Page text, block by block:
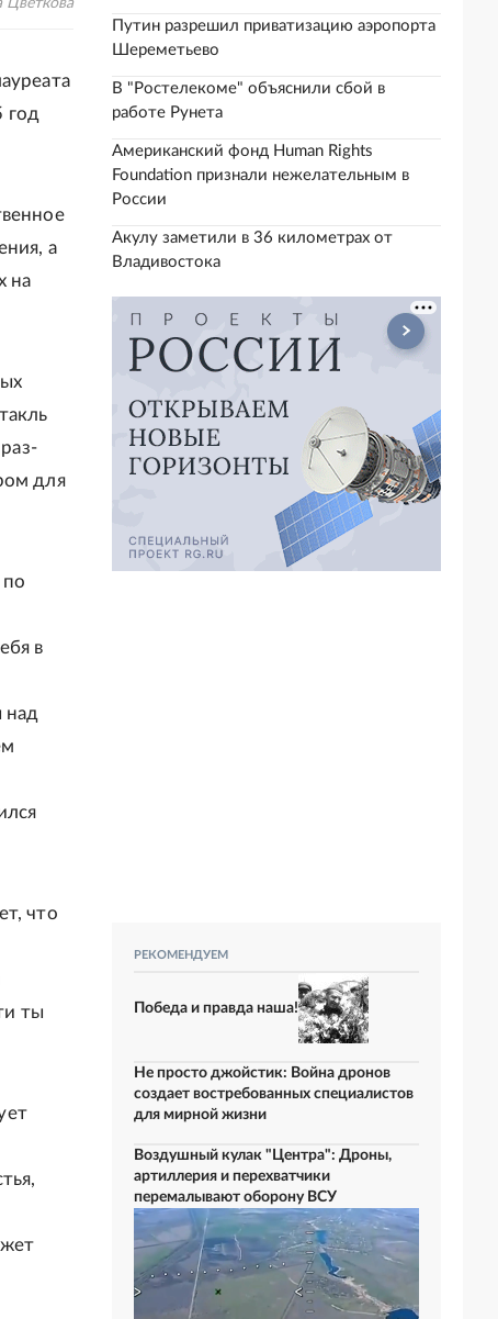
Цветкова
год
а
на
для
по
в
над
что
ты
Путин разрешил приватизацию аэропорта
Шереметьево
В "Ростелекоме" объяснили сбой в
работе Рунета
Американский фонд Human Rights
Foundation признали нежелательным в
России
Акулу заметили в 36 километрах от
Владивостока
РЕКОМЕНДУЕМ
Победа и правда наша!
Не просто джойстик: Война дронов
создает востребованных специалистов
для мирной жизни
Воздушный кулак "Центра": Дроны,
артиллерия и перехватчики
перемалывают оборону ВСУ